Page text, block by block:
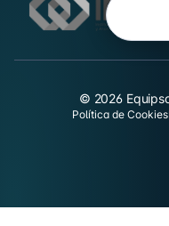
© 2026
Política de Cookies